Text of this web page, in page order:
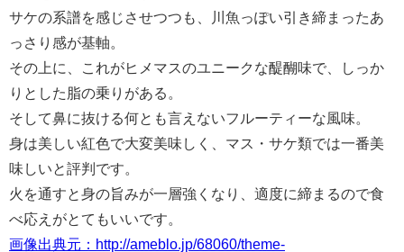
サケの系譜を感じさせつつも、川魚っぽい引き締まったあ
っさり感が基軸。
その上に、これがヒメマスのユニークな醍醐味で、しっか
りとした脂の乗りがある。
そして鼻に抜ける何とも言えないフルーティーな風味。
身は美しい紅色で大変美味しく、マス・サケ類では一番美
味しいと評判です。
火を通すと身の旨みが一層強くなり、適度に締まるので食
べ応えがとてもいいです。
画像出典元：http://ameblo.jp/68060/theme-